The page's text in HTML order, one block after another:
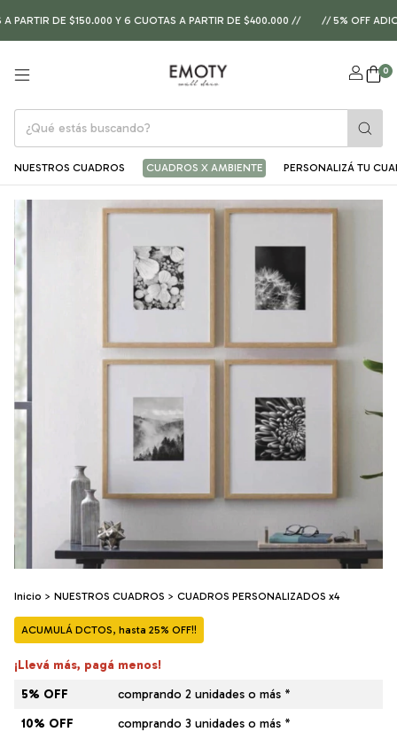
DE $150.000 Y 6 CUOTAS A PARTIR DE $400.000 // // 5% OFF
0
NUESTROS CUADROS CUADROS X AMBIENTE PERSONALIZÁ TU
Inicio > NUESTROS CUADROS > CUADROS PERSONALIZADOS x4
ACUMULÁ DCTOS, hasta 25% OFF!!
¡Llevá más, pagá menos!
5% OFF
comprando 2 unidades o más *
10% OFF
comprando 3 unidades o más *